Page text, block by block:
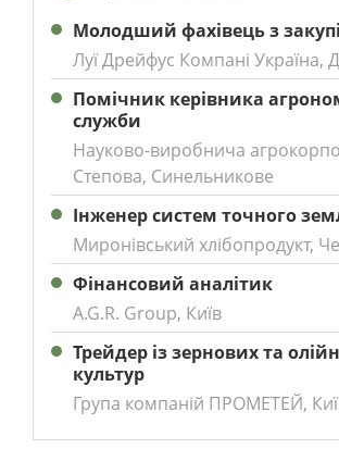
Молодший фахівець з
Луї Дрейфус Компані Україна,
Помічник керівника
служби
Науково-виробнича
Степова, Синельникове
Інженер систем точного
Миронівський хлібопродукт,
Фінансовий аналітик
A.G.R. Group, Київ
Трейдер із зернових та
культур
Група компаній ПРОМЕТЕЙ,